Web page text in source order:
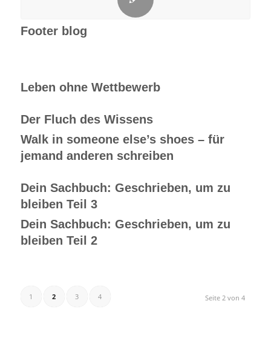
Footer blog
Leben ohne Wettbewerb
Der Fluch des Wissens
Walk in someone else’s shoes – für
jemand anderen schreiben
Dein Sachbuch: Geschrieben, um zu
bleiben Teil 3
Dein Sachbuch: Geschrieben, um zu
bleiben Teil 2
Seite 2 von 4
1 2 3 4